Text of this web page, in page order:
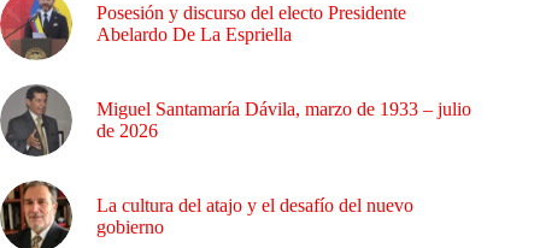
Posesión y discurso del electo Presidente
Abelardo De La Espriella
Miguel Santamaría Dávila, marzo de 1933 – julio
de 2026
La cultura del atajo y el desafío del nuevo
gobierno